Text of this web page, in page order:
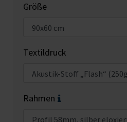
Größe
Textildruck
Rahmen